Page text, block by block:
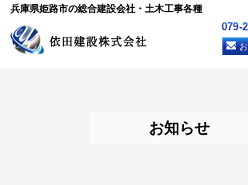
兵庫県姫路市の総合建設会社・土木工事各種
079-
お知らせ